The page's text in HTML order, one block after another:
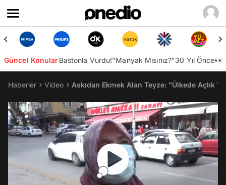
Güncel KonularBastonla Vurdu!"Manyak Mısınız?"30 Yıl Önce👀
Haberler Video Askıdan Ekmek Alan Teyze: "Ülkede Açlık